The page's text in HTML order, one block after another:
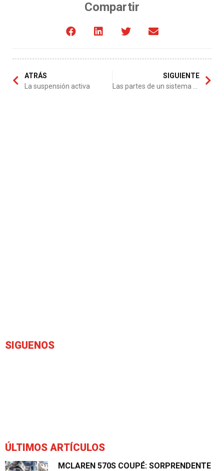
Compartir
ATRÁS
La suspensión activa
SIGUIENTE
SIGUENOS
ÚLTIMOS ARTÍCULOS
MCLAREN 570S COUPÉ: SORPRENDENTE